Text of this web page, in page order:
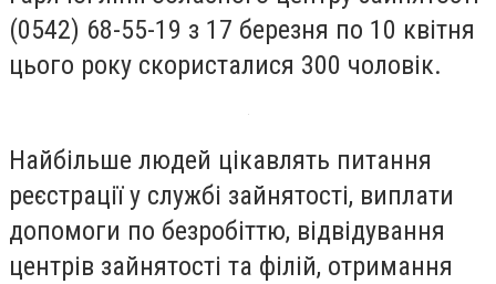
(0542) 68-55-19 з 17 березня по 10 квітня
цього року скористалися 300 чоловік.
Найбільше людей цікавлять питання
реєстрації у службі зайнятості, виплати
допомоги по безробіттю, відвідування
центрів зайнятості та філій, отримання